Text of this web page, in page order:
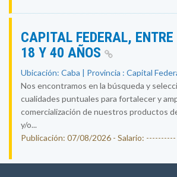
CAPITAL FEDERAL, ENTRE
18 Y 40 AÑOS
Ubicación: Caba | Provincia : Capital
Nos encontramos en la búsqueda y
cualidades puntuales para fortalecer y
comercialización de nuestros productos
y/o...
Publicación: 07/08/2026 - Salario: ----------